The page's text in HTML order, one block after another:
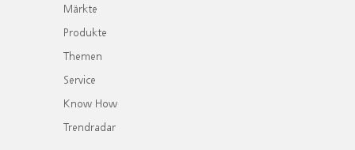
Märkte
Produkte
Themen
Service
Know How
Trendradar